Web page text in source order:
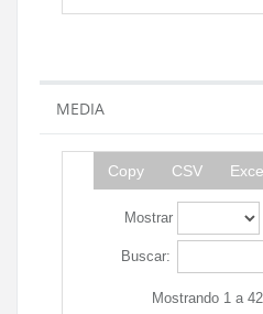
MEDIA
Copy CSV
Mostrar
Buscar:
Mostrando 1 a